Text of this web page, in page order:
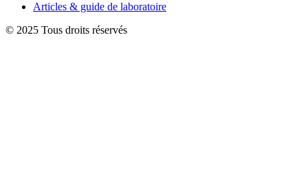
Articles & guide de laboratoire
© 2025 Tous droits réservés